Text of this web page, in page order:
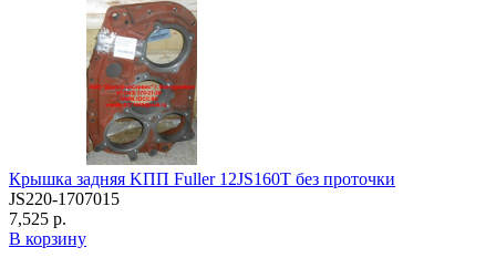
Крышка задняя KПП Fuller 12JS160T без проточки
JS220-1707015
7,525 р.
В корзину